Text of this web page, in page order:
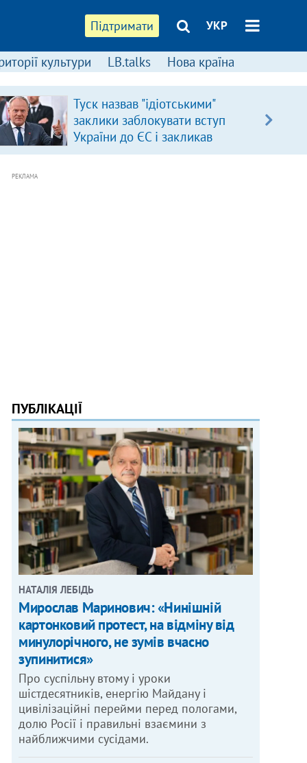
Підтримати УКР
культури LB.talks Нова країна
Туск назвав "ідіотськими"
заклики заблокувати вступ
України до ЄС і закликав
припинити антиукраїнську
РЕКЛАМА
ПУБЛІКАЦІЇ
НАТАЛІЯ ЛЕБІДЬ
Мирослав Маринович: «Нинішній
картонковий протест, на відміну від
минулорічного, не зумів вчасно
зупинитися»
Про суспільну втому і уроки
шістдесятників, енергію Майдану і
цивілізаційні перейми перед пологами,
долю Росії і правильні взаємини з
найближчими сусідами.